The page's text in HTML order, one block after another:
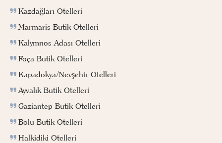
Kazdağları Otelleri
Marmaris Butik Otelleri
Kalymnos Adası Otelleri
Foça Butik Otelleri
Kapadokya/Nevşehir Otelleri
Ayvalık Butik Otelleri
Gaziantep Butik Otelleri
Bolu Butik Otelleri
Halkidiki Otelleri